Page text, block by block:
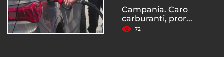
Campania. Caro
carburanti, pror...
72